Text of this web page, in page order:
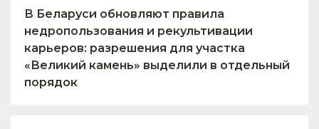
В Беларуси обновляют правила
недропользования и рекультивации
карьеров: разрешения для участка
«Великий камень» выделили в отдельный
порядок